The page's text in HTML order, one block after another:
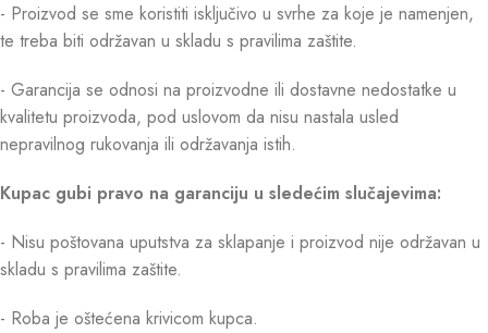
- Proizvod se sme koristiti isključivo u svrhe za koje je namenjen,
te treba biti održavan u skladu s pravilima zaštite.
- Garancija se odnosi na proizvodne ili dostavne nedostatke u
kvalitetu proizvoda, pod uslovom da nisu nastala usled
nepravilnog rukovanja ili održavanja istih.
Kupac gubi pravo na garanciju u sledećim slučajevima:
- Nisu poštovana uputstva za sklapanje i proizvod nije održavan u
skladu s pravilima zaštite.
- Roba je oštećena krivicom kupca.